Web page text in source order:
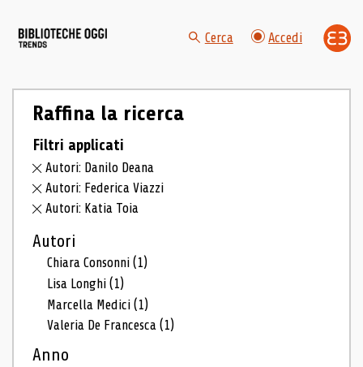
Cerca Accedi
Raffina la ricerca
Filtri applicati
Autori: Danilo Deana
Autori: Federica Viazzi
Autori: Katia Toia
Autori
Chiara Consonni(1)
Lisa Longhi(1)
Marcella Medici(1)
Valeria De Francesca(1)
Anno